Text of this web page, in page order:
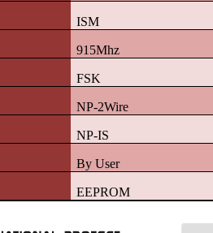
ISM
915Mhz
FSK
NP-2Wire
NP-IS
By User
EEPROM